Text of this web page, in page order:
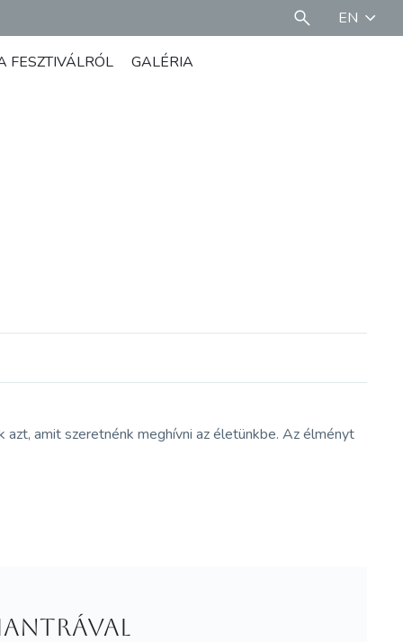
EN
FESZTIVÁLRÓL GALÉRIA
amit szeretnénk meghívni az életünkbe. Az élményt
Mantrával